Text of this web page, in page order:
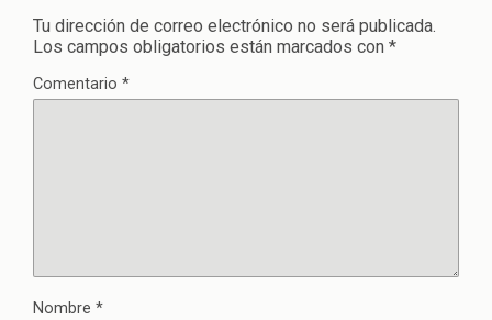
Tu dirección de correo electrónico no será publicada.
Los campos obligatorios están marcados con *
Comentario *
Nombre *